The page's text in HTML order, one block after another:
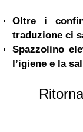
Oltre i
traduzione ci
Spazzolino
l’igiene e la